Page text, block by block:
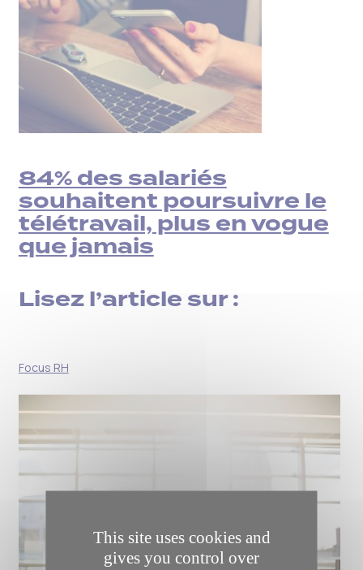
84% des salariés
souhaitent poursuivre le
télétravail, plus en vogue
que jamais
Lisez l’article sur :
Focus RH
This site uses cookies and
gives you control over